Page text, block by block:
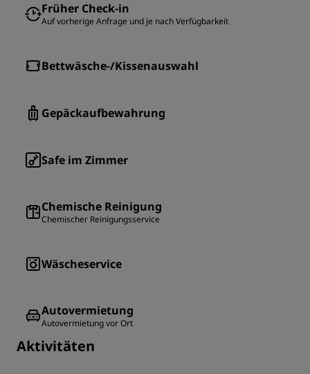
Früher Check-in
Auf vorherige Anfrage und je nach Verfügbarkeit
Bettwäsche-/Kissenauswahl
Gepäckaufbewahrung
Safe im Zimmer
Chemische Reinigung
Chemischer Reinigungsservice
Wäscheservice
Autovermietung
Autovermietung vor Ort
Aktivitäten